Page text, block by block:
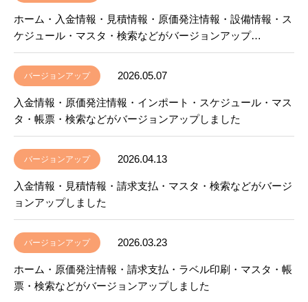
ホーム・入金情報・見積情報・原価発注情報・設備情報・ス
ケジュール・マスタ・検索などがバージョンアップ…
バージョンアップ 2026.05.07
入金情報・原価発注情報・インポート・スケジュール・マス
タ・帳票・検索などがバージョンアップしました
バージョンアップ 2026.04.13
入金情報・見積情報・請求支払・マスタ・検索などがバージ
ョンアップしました
バージョンアップ 2026.03.23
ホーム・原価発注情報・請求支払・ラベル印刷・マスタ・帳
票・検索などがバージョンアップしました